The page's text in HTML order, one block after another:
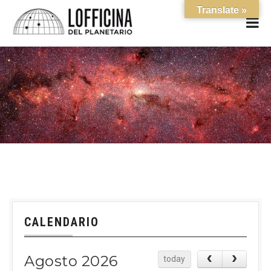
CALENDARIO
Agosto 2026 today
Translate »